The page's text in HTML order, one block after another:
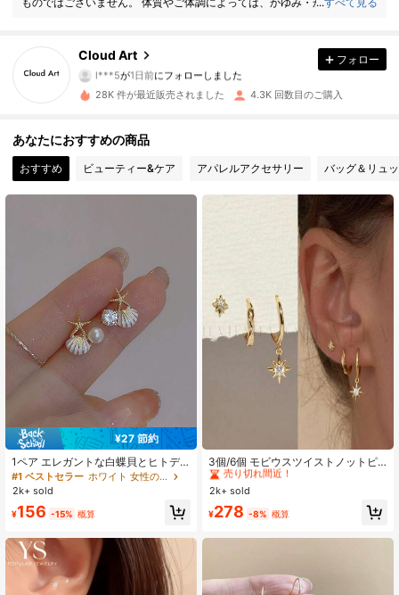
Cloud Art
4.88
l***5が1日前にフォローしました
547 フォロワー
547 フォロワー
4.88 547 フォロワー
4.88
4.88 547 フォロワー
フォロー
28K 件が最近販売されました 4.3K 回数目のご購入
あなたにおすすめの商品
おすすめ ビューティー&ケア アパレルアクセサリー バッグ＆リュ
¥27 節約
1ペア エレガントな白蝶貝とヒトデ
のビーチリゾートピアス
#1 ベストセラー
ホワイト 女性のスタッドピアス
2k+ sold
¥156 -15% 概算
3個/6個 モビウスツイストノットピ
アス スターバーストスタッドピアス
キュービックジルコニア入りコパー
す
売り切れ間近！
#1 ベストセラー
売り切れ間近！
#1 ベストセラー
売り切れ間近！
#1 ベストセラー
2k+ sold
¥278 -8% 概算